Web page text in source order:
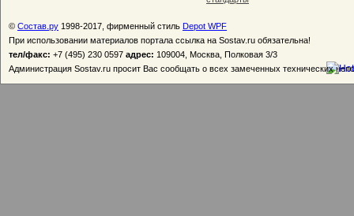
© Состав.ру 1998-2017, фирменный стиль Depot WPF
При использовании материалов портала ссылка на Sostav.ru обязательна!
тел/факс: +7 (495) 230 0597 адрес: 109004, Москва, Полковая 3/3
Администрация Sostav.ru просит Вас сообщать о всех замеченных технических